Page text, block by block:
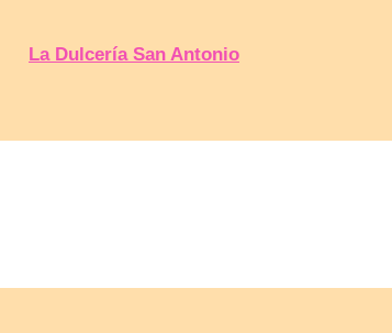
La Dulcería San Antonio